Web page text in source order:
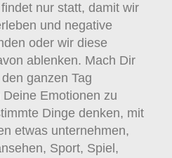
nur statt, damit wir
und negative
oder wir diese
ablenken. Mach Dir
ganzen Tag
Emotionen zu
Dinge denken, mit
etwas unternehmen,
Sport, Spiel,